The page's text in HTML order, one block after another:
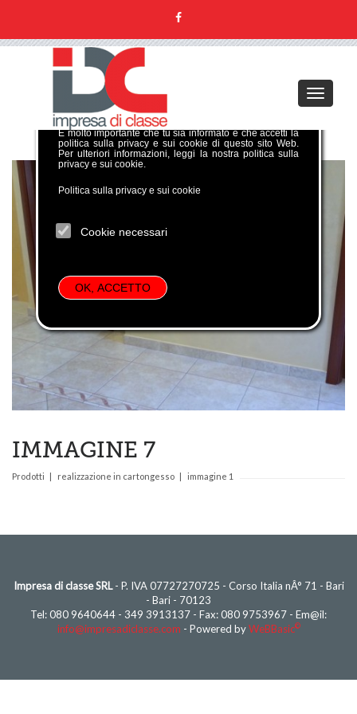
Toggle
IMMAGINE 7
Prodotti realizzazione in cartongesso immagine 1
Impresa di classe SRL- P. IVA 07727270725 - Corso Italia nÂ° 71 - Bari
- Bari - 70123
Tel: 080 9640644 - 349 3913137 - Fax: 080 9753967 - Em@il:
info@impresadiclasse.com - Powered byWeBBasic©
GDPR COOKIE POLICY
Per poter gestire al meglio la tua navigazione su questo
sito verranno temporaneamente memorizzate alcune
informazioni in piccoli file di testo denominati
È molto importante che tu sia informato e che accetti la
politica sulla privacy e sui cookie di questo sito Web.
Per ulteriori informazioni, leggi la nostra politica sulla
privacy e sui cookie.
Politica sulla privacy e sui cookie
Cookie necessari
OK, ACCETTO